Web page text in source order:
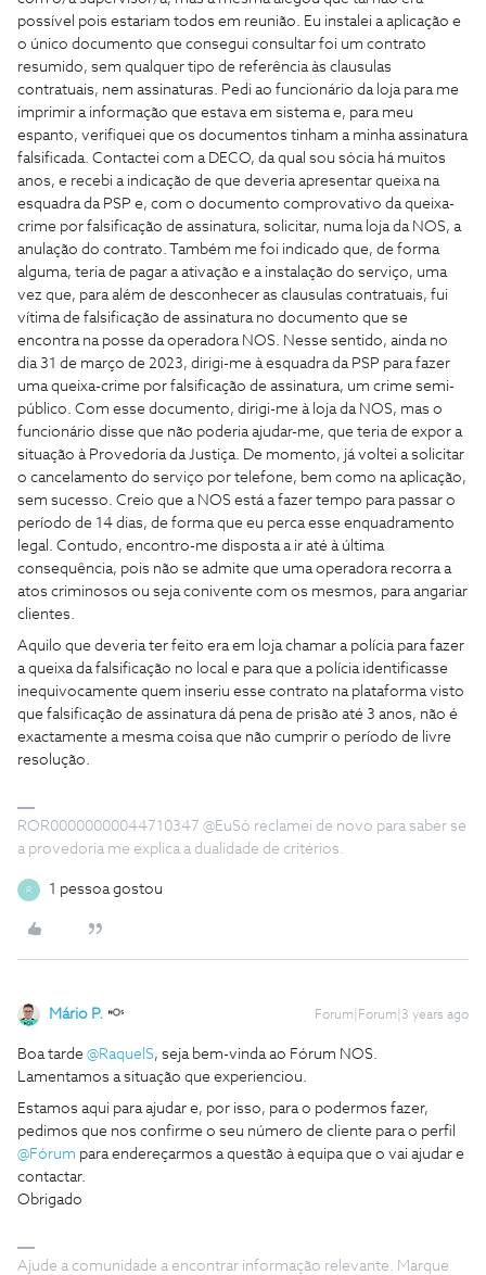
possível pois estariam todos em reunião. Eu instalei a aplicação e
o único documento que consegui consultar foi um contrato
resumido, sem qualquer tipo de referência às clausulas
contratuais, nem assinaturas. Pedi ao funcionário da loja para me
imprimir a informação que estava em sistema e, para meu
espanto, verifiquei que os documentos tinham a minha assinatura
falsificada. Contactei com a DECO, da qual sou sócia há muitos
anos, e recebi a indicação de que deveria apresentar queixa na
esquadra da PSP e, com o documento comprovativo da queixa-
crime por falsificação de assinatura, solicitar, numa loja da NOS, a
anulação do contrato. Também me foi indicado que, de forma
alguma, teria de pagar a ativação e a instalação do serviço, uma
vez que, para além de desconhecer as clausulas contratuais, fui
vítima de falsificação de assinatura no documento que se
encontra na posse da operadora NOS. Nesse sentido, ainda no
dia 31 de março de 2023, dirigi-me à esquadra da PSP para fazer
uma queixa-crime por falsificação de assinatura, um crime semi-
público. Com esse documento, dirigi-me à loja da NOS, mas o
funcionário disse que não poderia ajudar-me, que teria de expor a
situação à Provedoria da Justiça. De momento, já voltei a solicitar
o cancelamento do serviço por telefone, bem como na aplicação,
sem sucesso. Creio que a NOS está a fazer tempo para passar o
período de 14 dias, de forma que eu perca esse enquadramento
legal. Contudo, encontro-me disposta a ir até à última
consequência, pois não se admite que uma operadora recorra a
atos criminosos ou seja conivente com os mesmos, para angariar
clientes.
Aquilo que deveria ter feito era em loja chamar a polícia para fazer
a queixa da falsificação no local e para que a polícia identificasse
inequivocamente quem inseriu esse contrato na plataforma visto
que falsificação de assinatura dá pena de prisão até 3 anos, não é
exactamente a mesma coisa que não cumprir o período de livre
resolução.
ROR00000000044710347 @EuSó reclamei de novo para saber se
a provedoria me explica a dualidade de critérios.
R 1 pessoa gostou
Mário P. Forum|Forum|3 years ago
Boa tarde @RaquelS, seja bem-vinda ao Fórum NOS.
Lamentamos a situação que experienciou.
Estamos aqui para ajudar e, por isso, para o podermos fazer,
pedimos que nos confirme o seu número de cliente para o perfil
@Fórum para endereçarmos a questão à equipa que o vai ajudar e
contactar.
Obrigado
Ajude a comunidade a encontrar informação relevante. Marque